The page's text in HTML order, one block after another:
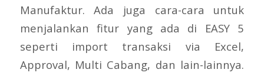
Manufaktur. Ada juga cara-cara untuk
menjalankan fitur yang ada di EASY 5
seperti import transaksi via Excel,
Approval, Multi Cabang, dan lain-lainnya.